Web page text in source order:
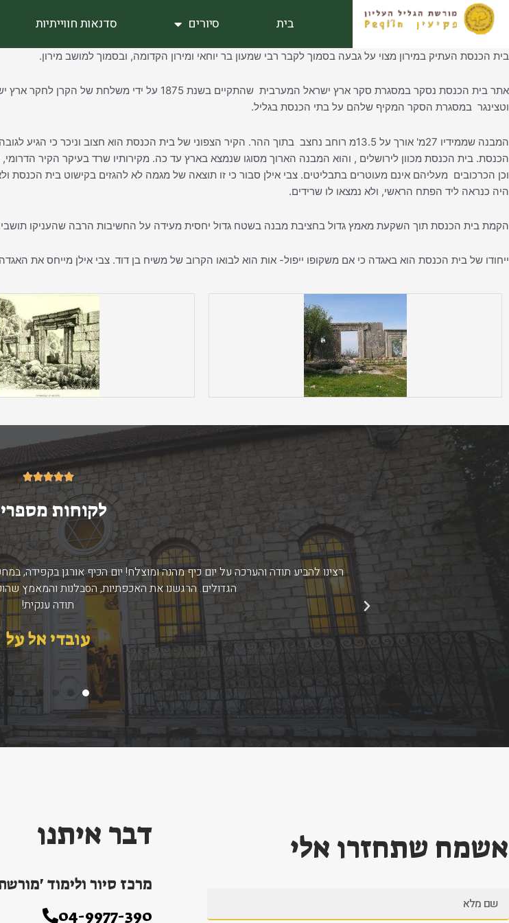
דילוג
לתוכן
בית סיורים סדנאות חווייתיות
בית הכנסת העתיק במירון מצוי על גבעה בסמוך לקבר רבי שמעון בר יוחאי ומירון הקדומה, ובסמוך למושב מירון.
וטצינגר במסגרת הסקר המקיף שלהם על בתי הכנסת בגליל.
המבנה שממידיו 27מ' אורך על 13.5מ רוחב נחצב בתוך ההר. הקיר הצפוני של בית הכנסת הוא
וכן הכרכובים מעליהם אינם מעוטרים בתבליטים. צבי אילן סבור כי זו תוצאה של מגמה לא להגזים בקישוט בית
היה כנראה ליד הפתח הראשי, ולא נמצאו לו שרידים.
הקמת בית הכנסת תוך השקעת מאמץ גדול בחציבת מבנה בשטח גדול יחסית מעידה על החשיבות הרבה שהעניקו תושבי
ייחודו של בית הכנסת הוא באגדה כי אם משקופו ייפול- אות הוא לבואו הקרוב של משיח בן דוד. צבי אילן מייחס את





5/5
לקוחות
רצינו להביע תודה והערכה על יום כיף מהנה ומוצלח! יום הכיף אורגן
הגדולים. הרגשנו את האכפתיות, הסבלנות והמאמץ
תודה ענקית!
עובדי אל על
הקודם
אשמח שתחזרו אלי דבר איתנו
מרכז סיור ולימוד
04-9977-390